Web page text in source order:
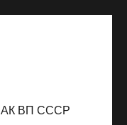
АК ВП СССР